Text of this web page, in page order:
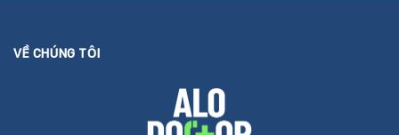
VỀ CHÚNG TÔI